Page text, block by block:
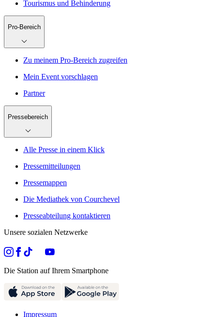
Tourismus und Behinderung
Pro-Bereich
Zu meinem Pro-Bereich zugreifen
Mein Event vorschlagen
Partner
Pressebereich
Alle Presse in einem Klick
Pressemitteilungen
Pressemappen
Die Mediathek von Courchevel
Presseabteilung kontaktieren
Unsere sozialen Netzwerke
Die Station auf Ihrem Smartphone
Impressum